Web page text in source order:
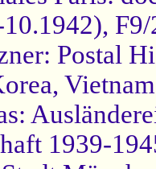
Postal
1939-